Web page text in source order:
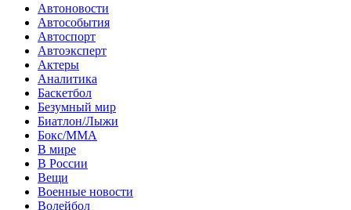
Автоновости
Автособытия
Автоспорт
Автоэксперт
Актеры
Аналитика
Баскетбол
Безумный мир
Биатлон/Лыжи
Бокс/MMA
В мире
В России
Вещи
Военные новости
Волейбол